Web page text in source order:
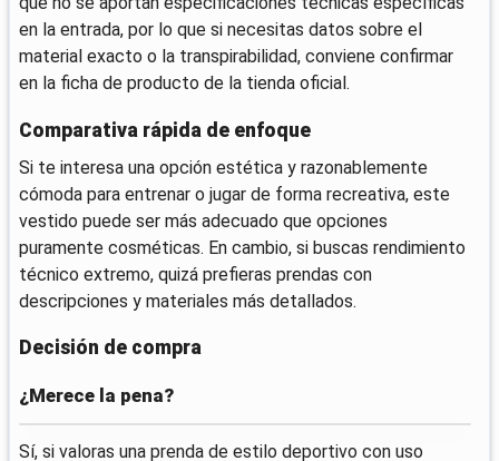
en la entrada, por lo que si necesitas datos sobre el
material exacto o la transpirabilidad, conviene confirmar
en la ficha de producto de la tienda oficial.
Comparativa rápida de enfoque
Si te interesa una opción estética y razonablemente
cómoda para entrenar o jugar de forma recreativa, este
vestido puede ser más adecuado que opciones
puramente cosméticas. En cambio, si buscas rendimiento
técnico extremo, quizá prefieras prendas con
descripciones y materiales más detallados.
Decisión de compra
¿Merece la pena?
Sí, si valoras una prenda de estilo deportivo con uso